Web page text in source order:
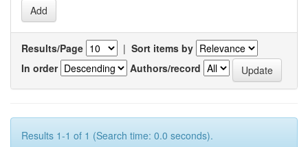
Results/Page | Sort items by
In order
Authors/record
Results 1-1 of 1 (Search time: 0.0 seconds).